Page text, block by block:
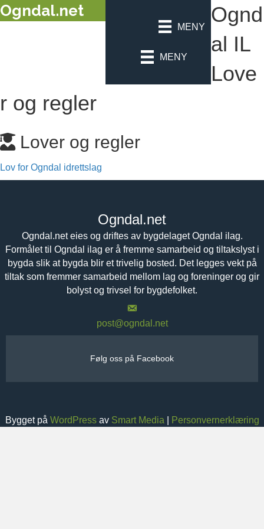
Ogndal.net
MENY
MENY
Ognd
al IL
Love
r og regler
Lover og regler
Lov for Ogndal idrettslag
Ogndal.net
Ogndal.net eies og driftes av bygdelaget Ogndal ilag.
Formålet til Ogndal ilag er å fremme samarbeid og tiltakslyst i
bygda slik at bygda blir et trivelig bosted. Det legges vekt på
tiltak som fremmer samarbeid mellom lag og foreninger og gir
bolyst og trivsel for bygdefolket.
post@ogndal.net
Følg oss på Facebook
Bygget på WordPressav Smart Media Personvernerklæring